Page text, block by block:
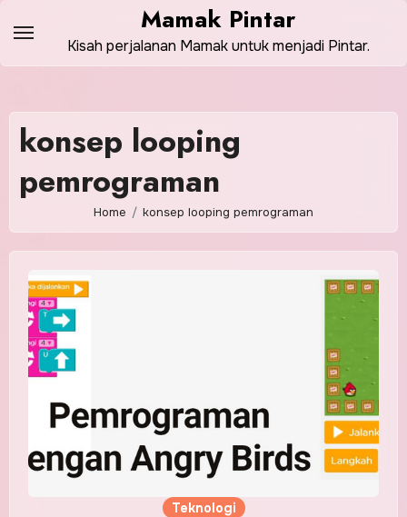
content
Mamak Pintar
Kisah perjalanan Mamak untuk menjadi Pintar.
konsep looping
pemrograman
Home konsep looping pemrograman
Teknologi